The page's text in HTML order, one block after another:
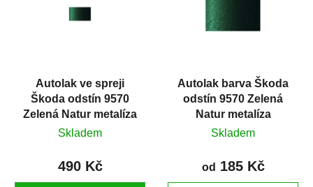
Autolak ve spreji
Škoda odstín 9570
Zelená Natur metalíza
375 ml
Skladem
490 Kč
Autolak barva Škoda
odstín 9570 Zelená
Natur metalíza
Skladem
od 185 Kč